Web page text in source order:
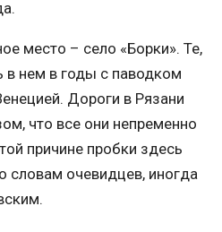
место – село «Борки». Те,
в нем в годы с паводком
Дороги в Рязани
что все они непременно
причине пробки здесь
словам очевидцев, иногда